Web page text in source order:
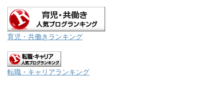
育児・共働きランキング
転職・キャリアランキング